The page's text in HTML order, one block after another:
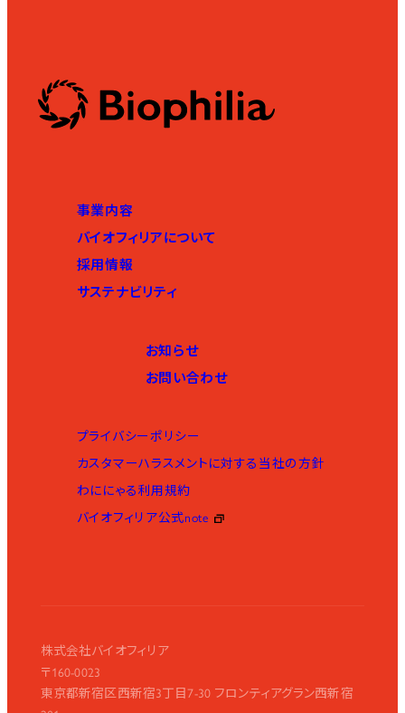
事業内容
バイオフィリアについて
採用情報
サステナビリティ
お知らせ
お問い合わせ
プライバシーポリシー
カスタマーハラスメントに対する当社の方針
わににゃる利用規約
バイオフィリア公式note
株式会社バイオフィリア
〒160-0023
東京都新宿区西新宿3丁目7-30 フロンティアグラン西新宿